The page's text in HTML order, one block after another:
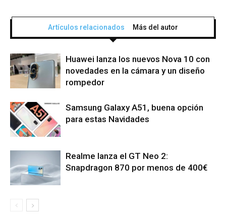
Artículos relacionados Más del autor
Huawei lanza los nuevos Nova 10 con
novedades en la cámara y un diseño
rompedor
Samsung Galaxy A51, buena opción
para estas Navidades
Realme lanza el GT Neo 2:
Snapdragon 870 por menos de 400€